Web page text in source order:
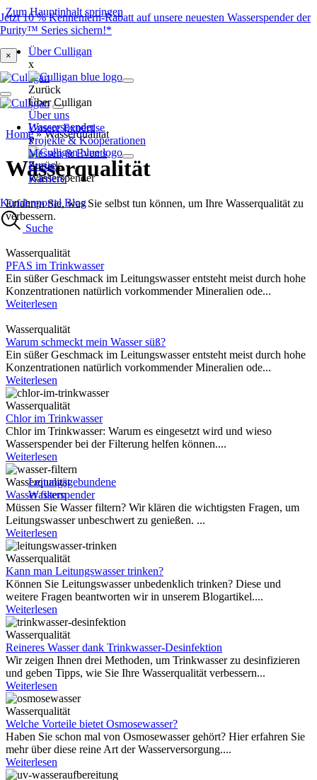
Zum Hauptinhalt springen
Jetzt 10 % Kennenlern-Rabatt auf unsere neuesten Wasserspender der
Purity™ Series sichern!*
×
Über Culligan
x
Zurück
Über Culligan
Über uns
Unsere Expertise
Projekte & Kooperationen
Messen & Events
Presse
Karriere
Kundenportal Blog
Suche
Wasserspender
x
Zurück
Wasserspender
Leitungsgebundene
Wasserspender
Home»Wasserqualität
Wasserqualität
Erfahren Sie, was Sie selbst tun können, um Ihre Wasserqualität zu
verbessern.
Wasserqualität
PFAS im Trinkwasser
Ein süßer Geschmack im Leitungswasser entsteht meist durch hohe
Konzentrationen natürlich vorkommender Mineralien ode...
Weiterlesen
Wasserqualität
Warum schmeckt mein Wasser süß?
Ein süßer Geschmack im Leitungswasser entsteht meist durch hohe
Konzentrationen natürlich vorkommender Mineralien ode...
Weiterlesen
Wasserqualität
Chlor im Trinkwasser
Chlor im Trinkwasser: Warum es eingesetzt wird und wieso
Wasserspender bei der Filterung helfen können....
Weiterlesen
Wasserqualität
Wasser filtern
Müssen Sie Wasser filtern? Wir klären die wichtigsten Fragen, um
Leitungswasser unbeschwert zu genießen. ...
Weiterlesen
Wasserqualität
Kann man Leitungswasser trinken?
Können Sie Leitungswasser unbedenklich trinken? Diese und
weitere Fragen beantworten wir in unserem Blogartikel....
Weiterlesen
Wasserqualität
Reineres Wasser dank Trinkwasser-Desinfektion
Wir zeigen Ihnen drei Methoden, um Trinkwasser zu desinfizieren
und geben Tipps, wie Sie Ihre Wasserqualität verbessern...
Weiterlesen
Wasserqualität
Welche Vorteile bietet Osmosewasser?
Haben Sie schon mal von Osmosewasser gehört? Hier erfahren Sie
mehr über diese reine Art der Wasserversorgung....
Weiterlesen